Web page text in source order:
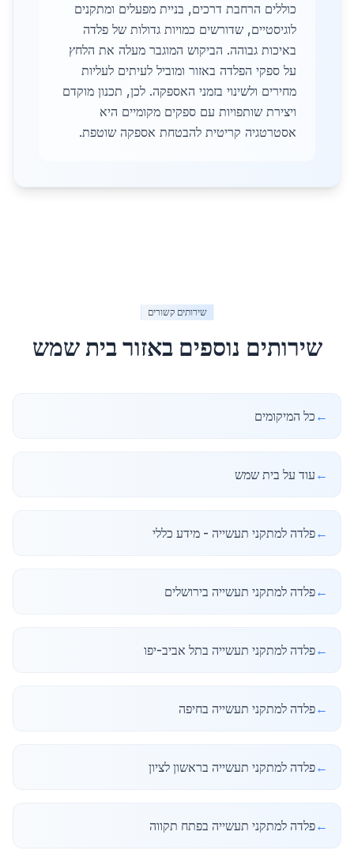
כוללים הרחבת דרכים, בניית מפעלים ומתקנים
לוגיסטיים, שדורשים כמויות גדולות של פלדה
באיכות גבוהה. הביקוש המוגבר מעלה את הלחץ
על ספקי הפלדה באזור ומוביל לעיתים לעליות
מחירים ולשינוי בזמני האספקה. לכן, תכנון מוקדם
ויצירת שותפויות עם ספקים מקומיים היא
אסטרטגיה קריטית להבטחת אספקה שוטפת.
שירותים קשורים
שירותים נוספים באזורבית שמש
← כל המיקומים
← עוד על בית שמש
←פלדה למתקני תעשייה - מידע כללי
←פלדה למתקני תעשייה בירושלים
←פלדה למתקני תעשייה בתל אביב-יפו
←פלדה למתקני תעשייה בחיפה
←פלדה למתקני תעשייה בראשון לציון
←פלדה למתקני תעשייה בפתח תקווה